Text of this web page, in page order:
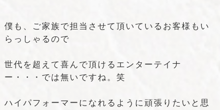
僕も、ご家族で担当させて頂いているお客様もい
らっしゃるので
世代を超えて喜んで頂けるエンターテイナ
ー・・・では無いですね。笑
ハイパフォーマーになれるように頑張りたいと思